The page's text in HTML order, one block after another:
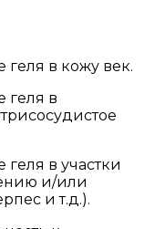
геля в кожу век.
геля в
в участки
и/или
и т.д.).